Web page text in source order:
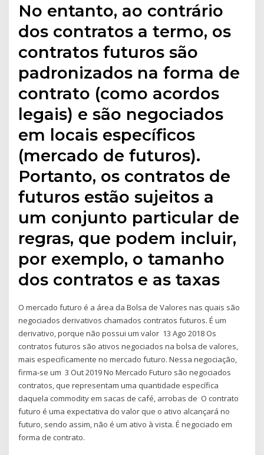
No entanto, ao contrário
dos contratos a termo, os
contratos futuros são
padronizados na forma de
contrato (como acordos
legais) e são negociados
em locais específicos
(mercado de futuros).
Portanto, os contratos de
futuros estão sujeitos a
um conjunto particular de
regras, que podem incluir,
por exemplo, o tamanho
dos contratos e as taxas
O mercado futuro é a área da Bolsa de Valores nas quais são
negociados derivativos chamados contratos futuros. É um
derivativo, porque não possui um valor 13 Ago 2018 Os
contratos futuros são ativos negociados na bolsa de valores,
mais especificamente no mercado futuro. Nessa negociação,
firma-se um 3 Out 2019 No Mercado Futuro são negociados
contratos, que representam uma quantidade específica
daquela commodity em sacas de café, arrobas de O contrato
futuro é uma expectativa do valor que o ativo alcançará no
futuro, sendo assim, não é um ativo à vista. É negociado em
forma de contrato.